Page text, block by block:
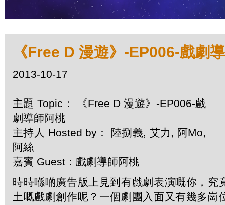
《Free D 漫遊》-EP006-戲劇
2013-10-17
主題 Topic： 《Free D 漫遊》-EP006-戲
劇導師阿桃
主持人 Hosted by： 陸捌義, 艾力, 阿Mo,
阿絲
嘉賓 Guest：戲劇導師阿桃
時時喺啲廣告版上見到有戲劇表演嘅你， 究
土嘅戲劇創作呢？ 一個劇團入面又有幾多崗